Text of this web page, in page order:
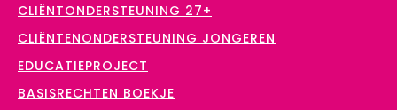
CLIËNTONDERSTEUNING 27+
CLIËNTENONDERSTEUNING JONGEREN
EDUCATIEPROJECT
BASISRECHTEN BOEKJE